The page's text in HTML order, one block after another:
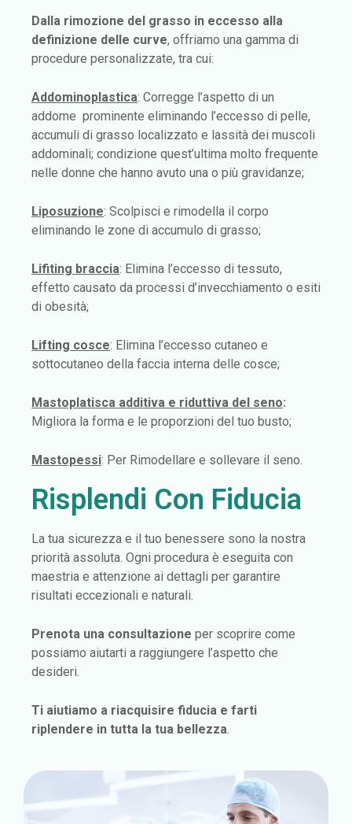
Dalla rimozione del grasso in eccesso alla
definizione delle curve, offriamo una gamma di
procedure personalizzate, tra cui:
Addominoplastica: Corregge l’aspetto di un
addome prominente eliminando l’eccesso di pelle,
accumuli di grasso localizzato e lassità dei muscoli
addominali; condizione quest’ultima molto frequente
nelle donne che hanno avuto una o più gravidanze;
Liposuzione: Scolpisci e rimodella il corpo
eliminando le zone di accumulo di grasso;
Lifiting braccia: Elimina l’eccesso di tessuto,
effetto causato da processi d’invecchiamento o esiti
di obesità;
Lifting cosce: Elimina l’eccesso cutaneo e
sottocutaneo della faccia interna delle cosce;
Mastoplatisca additiva e riduttiva del seno:
Migliora la forma e le proporzioni del tuo busto;
Mastopessi: Per Rimodellare e sollevare il seno.
Risplendi Con Fiducia
La tua sicurezza e il tuo benessere sono la nostra
priorità assoluta. Ogni procedura è eseguita con
maestria e attenzione ai dettagli per garantire
risultati eccezionali e naturali.
Prenota una consultazione per scoprire come
possiamo aiutarti a raggiungere l’aspetto che
desideri.
Ti aiutiamo a riacquisire fiducia e farti
riplendere in tutta la tua bellezza.